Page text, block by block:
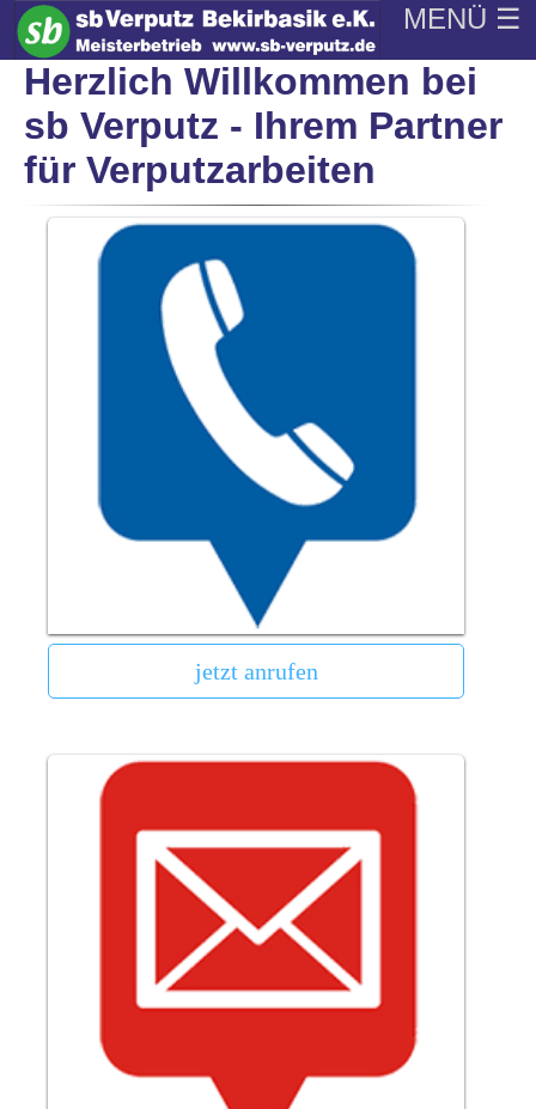
MENÜ ☰
Herzlich Willkommen bei
sb Verputz - Ihrem Partner
für Verputzarbeiten
jetzt anrufen